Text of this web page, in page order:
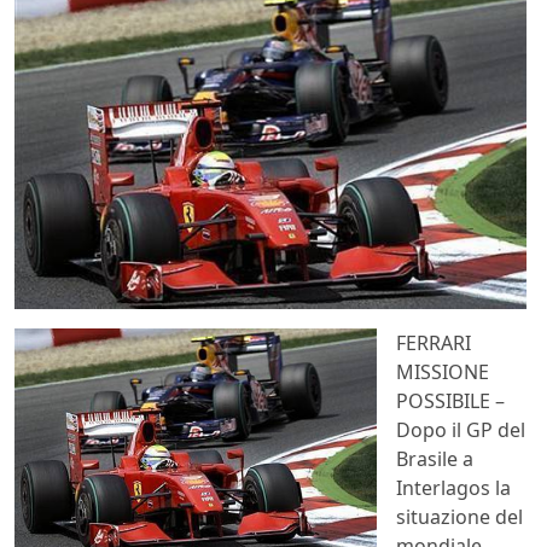
FERRARI
MISSIONE
POSSIBILE –
Dopo il GP del
Brasile a
Interlagos la
situazione del